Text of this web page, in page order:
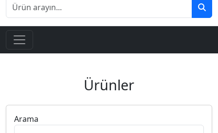
Ürünler
Arama